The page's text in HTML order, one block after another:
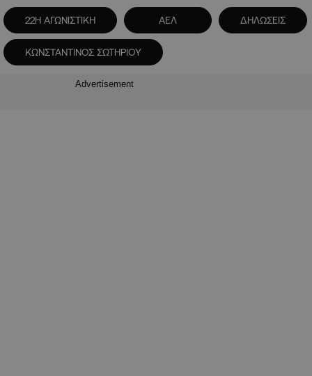
22Η ΑΓΩΝΙΣΤΙΚΗ ΑΕΛ ΔΗΛΩΣΕΙΣ
ΚΩΝΣΤΑΝΤΙΝΟΣ ΣΩΤΗΡΙΟΥ
Advertisement